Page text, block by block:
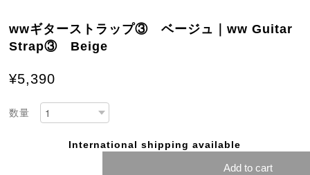
wwギターストラップ③ ベージュ｜ww Guitar
Strap③ Beige
¥5,390
数量
International shipping available
Add to cart